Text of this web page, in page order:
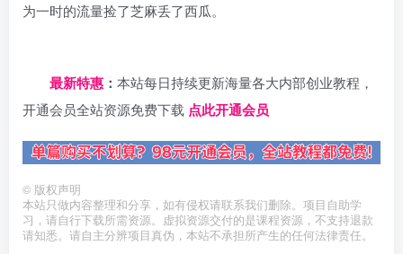
为一时的流量捡了芝麻丢了西瓜。
最新特惠： 本站每日持续更新海量各大内部创业教程，
开通会员全站资源免费下载 点此开通会员
© 版权声明
本站只做内容整理和分享，如有侵权请联系我们删除。项目自助学
习，请自行下载所需资源。虚拟资源交付的是课程资源，不支持退款
请知悉。请自主分辨项目真伪，本站不承担所产生的任何法律责任。